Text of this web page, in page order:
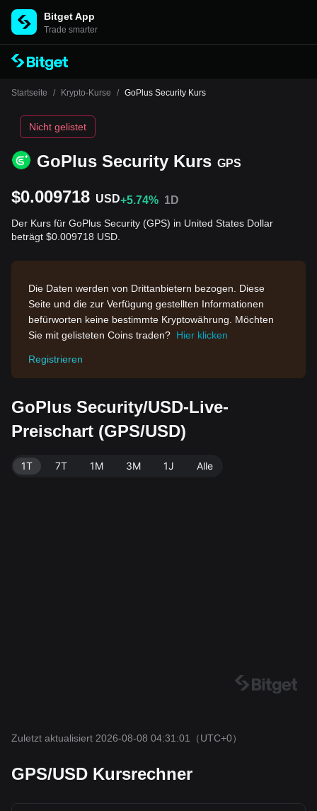
Bitget App
Trade smarter
Startseite / Krypto-Kurse / GoPlus Security Kurs
GoPlus Security Kurs GPS
Nicht gelistet
$0.009718 USD+5.74% 1D
Der Kurs für GoPlus Security (GPS) in United States Dollar
beträgt $0.009718 USD.
Die Daten werden von Drittanbietern bezogen. Diese
Seite und die zur Verfügung gestellten Informationen
befürworten keine bestimmte Kryptowährung. Möchten
Sie mit gelisteten Coins traden? Hier klicken
Registrieren
GoPlus Security/USD-Live-
Preischart (GPS/USD)
1T 7T 1M 3M 1J Alle
Zuletzt aktualisiert 2026-08-08 04:31:01 （UTC+0）
GPS/USD Kursrechner